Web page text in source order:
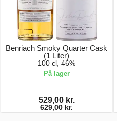
Benriach Smoky Quarter Cask
(1 Liter)
100 cl, 46%
På lager
529,00 kr.
629,00 kr.